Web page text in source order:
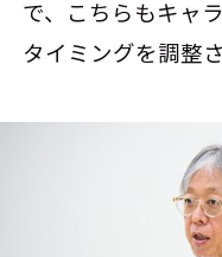
で、こちらもキャ
タイミングを調整